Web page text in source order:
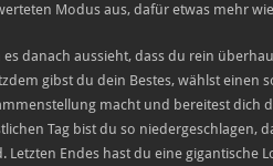
Modus aus, dafür etwas mehr
danach aussieht, dass du rein
gibst du dein Bestes, wählst einen
macht und bereitest dich
Tag bist du so niedergeschlagen,
Letzten Endes hast du eine gigantische